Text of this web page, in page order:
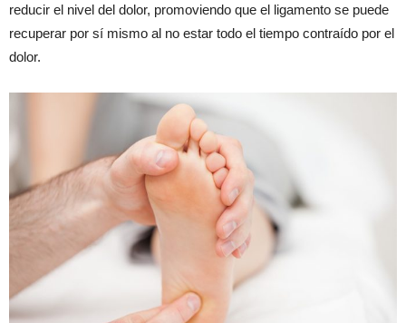
reducir el nivel del dolor, promoviendo que el ligamento se puede
recuperar por sí mismo al no estar todo el tiempo contraído por el
dolor.